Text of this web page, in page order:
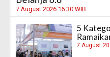
7 August 2026 16:30 WIB
5
7 August